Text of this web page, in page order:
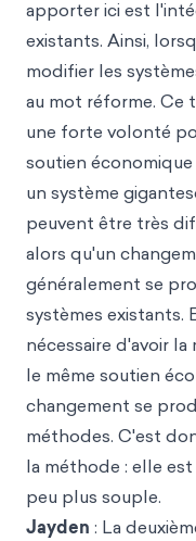
apporter ici est
existants. Ainsi,
modifier les
au mot réforme. Ce
une forte volonté
soutien
un système
peuvent être très
alors qu'un
généralement se
systèmes existants.
nécessaire d'avoir
le même soutien
changement se
méthodes. C'est
la méthode : elle
peu plus souple.
Jayden : La